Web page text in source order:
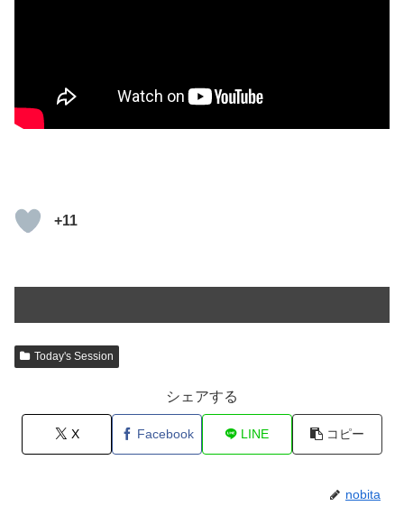
+11
Today's Session
シェアする
X Facebook LINE コピー
nobita